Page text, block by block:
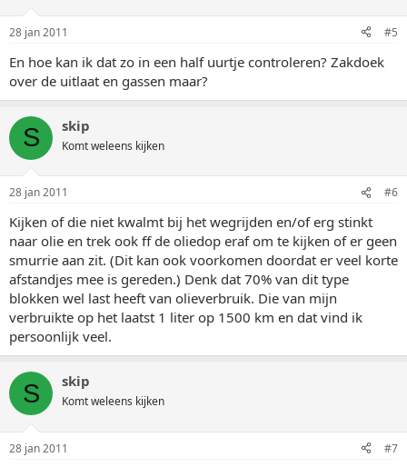
28 jan 2011 #5
En hoe kan ik dat zo in een half uurtje controleren? Zakdoek
over de uitlaat en gassen maar?
S skip
Komt weleens kijken
28 jan 2011 #6
Kijken of die niet kwalmt bij het wegrijden en/of erg stinkt
naar olie en trek ook ff de oliedop eraf om te kijken of er geen
smurrie aan zit. (Dit kan ook voorkomen doordat er veel korte
afstandjes mee is gereden.) Denk dat 70% van dit type
blokken wel last heeft van olieverbruik. Die van mijn
verbruikte op het laatst 1 liter op 1500 km en dat vind ik
persoonlijk veel.
S skip
Komt weleens kijken
28 jan 2011 #7